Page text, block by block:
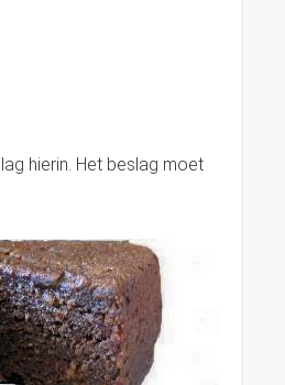
hierin. Het beslag moet